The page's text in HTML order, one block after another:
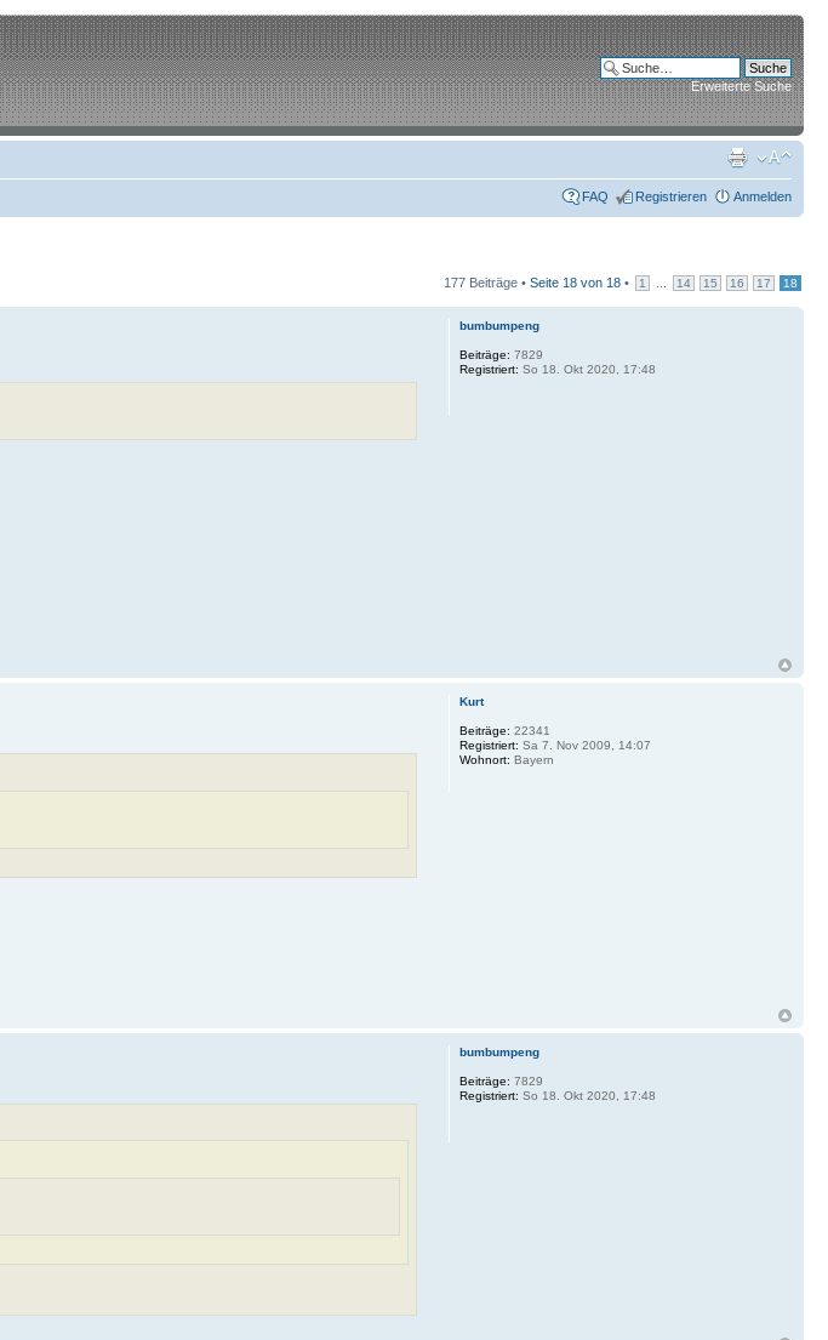
Erweiterte Suche
FAQ Registrieren Anmelden
177 Beiträge • Seite 18 von 18 • 1 14 15 16 17 18
bumbumpeng
Beiträge: 7829
Registriert: So 18. Okt 2020, 17:48
Kurt
Beiträge: 22341
Registriert: Sa 7. Nov 2009, 14:07
Wohnort: Bayern
bumbumpeng
Beiträge: 7829
Registriert: So 18. Okt 2020, 17:48